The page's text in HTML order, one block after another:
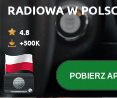
Hardstyle Rave - Monthly
Hardstyle Podcast
POBIERZ